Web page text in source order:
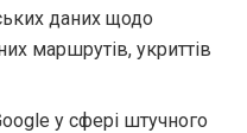
даних щодо
маршрутів, укриттів
у сфері штучного